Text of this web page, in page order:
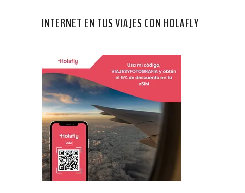
INTERNET EN TUS VIAJES CON HOLAFLY